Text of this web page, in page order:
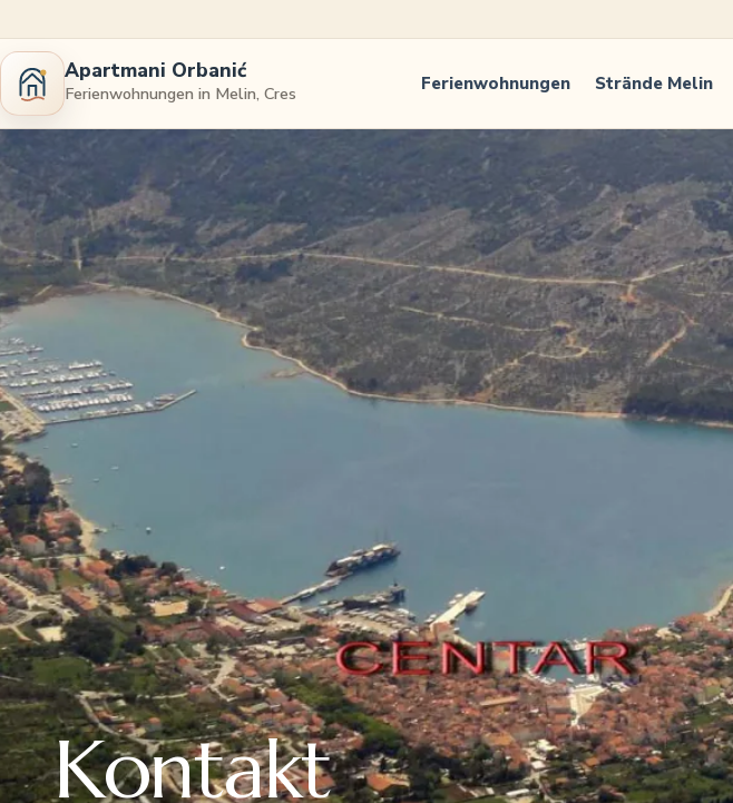
Apartmani Orbanić
Ferienwohnungen in Melin, Cres Ferienwohnungen Strände Melin
Kontakt